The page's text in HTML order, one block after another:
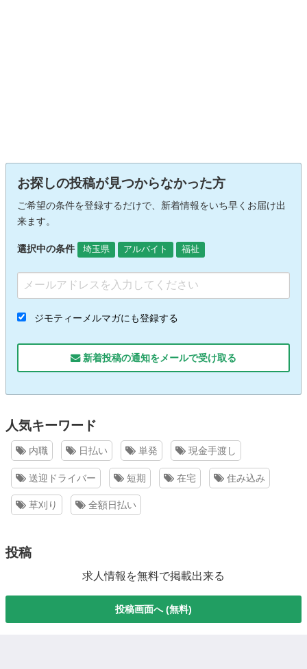
お探しの投稿が見つからなかった方
ご希望の条件を登録するだけで、新着情報をいち早くお届け出
来ます。
選択中の条件 埼玉県 アルバイト 福祉
ジモティーメルマガにも登録する
新着投稿の通知をメールで受け取る
人気キーワード
内職 日払い 単発 現金手渡し
送迎ドライバー 短期 在宅 住み込み
草刈り 全額日払い
投稿
求人情報を無料で掲載出来る
投稿画面へ (無料)